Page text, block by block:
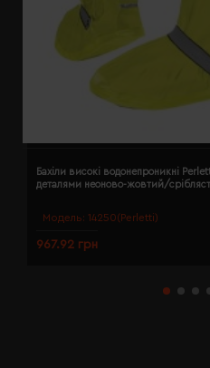
Модель: 14250(Perletti)
Бахіли високі водонепроникні
деталями неоново-жовтий/
967.92 грн